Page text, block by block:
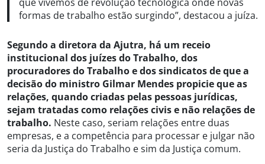
formas de trabalho estão surgindo”, destacou a juíza.
Segundo a diretora da Ajutra, há um receio
institucional dos juízes do Trabalho, dos
procuradores do Trabalho e dos sindicatos de que a
decisão do ministro Gilmar Mendes propicie que as
relações, quando criadas pelas pessoas jurídicas,
sejam tratadas como relações civis e não relações de
trabalho. Neste caso, seriam relações entre duas
empresas, e a competência para processar e julgar não
seria da Justiça do Trabalho e sim da Justiça comum.